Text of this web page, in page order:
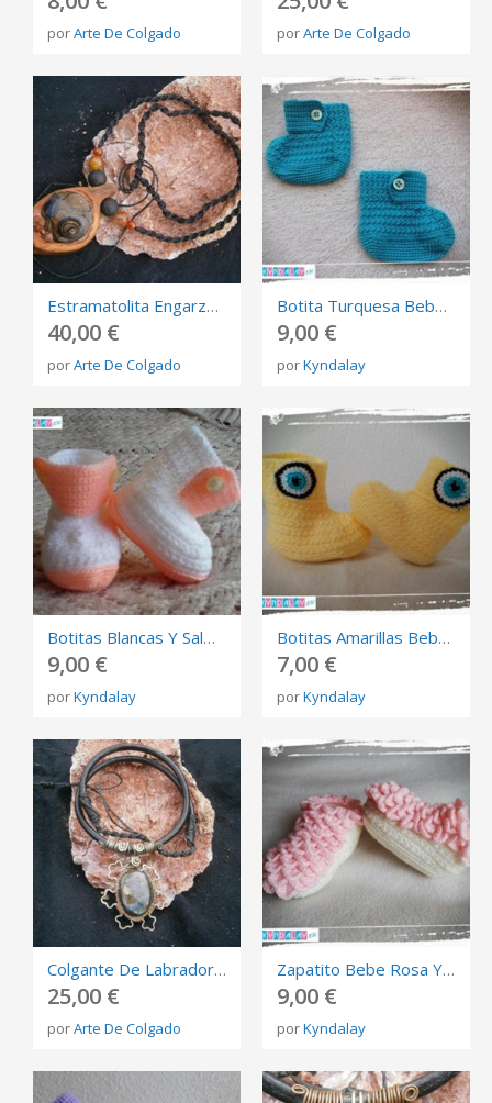
porArte De Colgado porArte De Colgado
Estramatolita Engarzada Sobre Nudo Natural De Madera
40,00 €
porArte De Colgado
Botita Turquesa Bebe Ganchillo
9,00 €
porKyndalay
Botitas Blancas Y Salmón Bebe Ganchillo
9,00 €
porKyndalay
Botitas Amarillas Bebe Ganchillo
7,00 €
porKyndalay
Colgante De Labradorita
25,00 €
porArte De Colgado
Zapatito Bebe Rosa Y Blanco Con Escamas
9,00 €
porKyndalay